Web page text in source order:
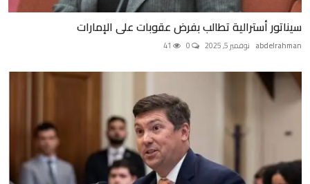
سيناتور أسترالية تطالب بفرض عقوبات على الإمارات
abdelrahman نوفمبر 5, 2025